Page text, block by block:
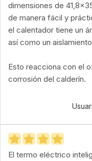
dimensiones de
de manera fácil y
el calentador tiene un
así como un
Esto reacciona con el
corrosión del calderín.
El termo eléctrico